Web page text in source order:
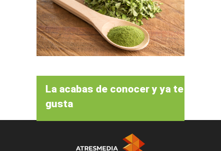
La acabas de conocer y ya te
gusta